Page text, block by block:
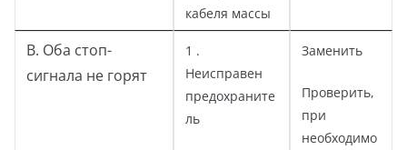
кабеля массы
В. Оба стоп-
сигнала не горят
1 .
Неисправен
предохраните
ль
Заменить
Проверить,
при
необходимо